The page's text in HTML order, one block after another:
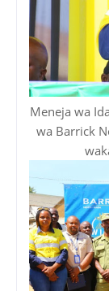
Meneja wa
wa Barrick